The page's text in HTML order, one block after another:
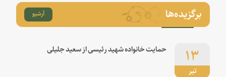
برگزیده‌ها آرشیو
تیر
۱۳ حمایت خانواده شهید رئیسی از سعید جلیلی